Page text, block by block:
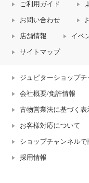
ご利用ガイド
お問い合わせ
店舗情報 イベ
サイトマップ
ジュピターショップ
会社概要/免許情報
古物営業法に基づく表
お客様対応について
ショップチャンネル
採用情報